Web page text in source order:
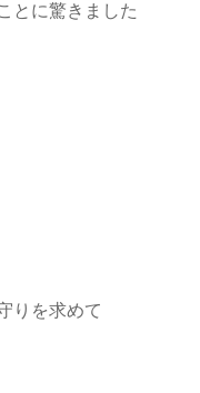
とに驚きました
りを求めて